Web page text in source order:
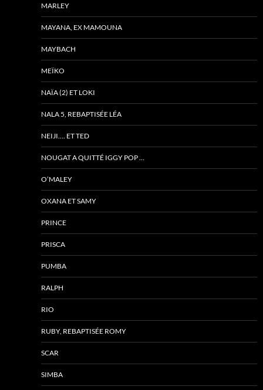
MARLEY
MAYANA, EX MAMOUNA
MAYBACH
MEÏKO
NAÏA (2) ET LOKI
NALA 5, REBAPTISÉE LÉA
NEIJI…. ET TED
NOUGAT A QUITTÉ IGGY POP …
O’MALEY
OXANA ET SAMY
PRINCE
PRISCA
PUMBA
RALPH
RIO
RUBY, REBAPTISÉE ROMY
SCAR
SIMBA